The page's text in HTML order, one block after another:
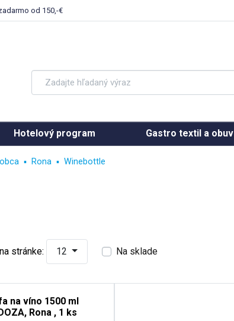
od 150,-€
Hotelový program Gastro textil a obuv
Rona Winebottle
stránke: 12 Na sklade
na víno 1500 ml
Rona , 1 ks